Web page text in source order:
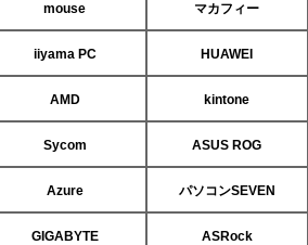
mouse マカフィー
iiyama PC HUAWEI
AMD kintone
Sycom ASUS ROG
Azure パソコンSEVEN
GIGABYTE ASRock